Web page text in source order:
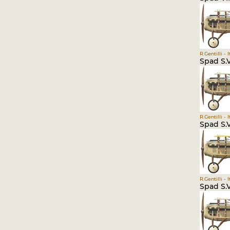
R.Gentilli -
Spad
R.Gentilli -
Spad
R.Gentilli -
Spad